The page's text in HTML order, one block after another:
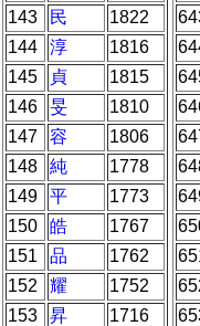
143
民
1822
144
淳
1816
145
貞
1815
146
旻
1810
147
容
1806
148
純
1778
149
平
1773
150
皓
1767
151
品
1762
152
耀
1752
153
昇
1716